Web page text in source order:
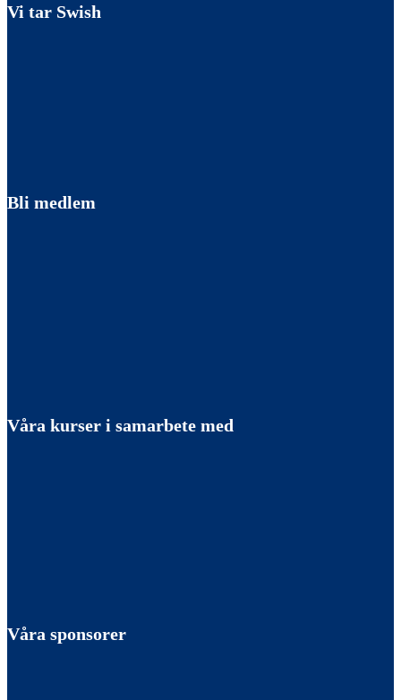
Vi tar Swish
Bli medlem
Våra kurser i samarbete med
Våra sponsorer